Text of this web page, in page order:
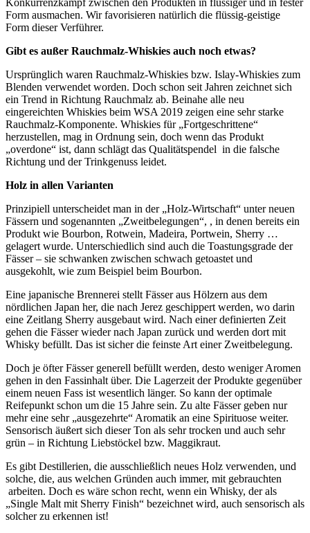
Konkurrenzkampf zwischen den Produkten in flüssiger und in fester
Form ausmachen. Wir favorisieren natürlich die flüssig-geistige
Form dieser Verführer.
Gibt es außer Rauchmalz-Whiskies auch noch etwas?
Ursprünglich waren Rauchmalz-Whiskies bzw. Islay-Whiskies zum
Blenden verwendet worden. Doch schon seit Jahren zeichnet sich
ein Trend in Richtung Rauchmalz ab. Beinahe alle neu
eingereichten Whiskies beim WSA 2019 zeigen eine sehr starke
Rauchmalz-Komponente. Whiskies für „Fortgeschrittene“
herzustellen, mag in Ordnung sein, doch wenn das Produkt
„overdone“ ist, dann schlägt das Qualitätspendel in die falsche
Richtung und der Trinkgenuss leidet.
Holz in allen Varianten
Prinzipiell unterscheidet man in der „Holz-Wirtschaft“ unter neuen
Fässern und sogenannten „Zweitbelegungen“, , in denen bereits ein
Produkt wie Bourbon, Rotwein, Madeira, Portwein, Sherry …
gelagert wurde. Unterschiedlich sind auch die Toastungsgrade der
Fässer – sie schwanken zwischen schwach getoastet und
ausgekohlt, wie zum Beispiel beim Bourbon.
Eine japanische Brennerei stellt Fässer aus Hölzern aus dem
nördlichen Japan her, die nach Jerez geschippert werden, wo darin
eine Zeitlang Sherry ausgebaut wird. Nach einer definierten Zeit
gehen die Fässer wieder nach Japan zurück und werden dort mit
Whisky befüllt. Das ist sicher die feinste Art einer Zweitbelegung.
Doch je öfter Fässer generell befüllt werden, desto weniger Aromen
gehen in den Fassinhalt über. Die Lagerzeit der Produkte gegenüber
einem neuen Fass ist wesentlich länger. So kann der optimale
Reifepunkt schon um die 15 Jahre sein. Zu alte Fässer geben nur
mehr eine sehr „ausgezehrte“ Aromatik an eine Spirituose weiter.
Sensorisch äußert sich dieser Ton als sehr trocken und auch sehr
grün – in Richtung Liebstöckel bzw. Maggikraut.
Es gibt Destillerien, die ausschließlich neues Holz verwenden, und
solche, die, aus welchen Gründen auch immer, mit gebrauchten
arbeiten. Doch es wäre schon recht, wenn ein Whisky, der als
„Single Malt mit Sherry Finish“ bezeichnet wird, auch sensorisch als
solcher zu erkennen ist!